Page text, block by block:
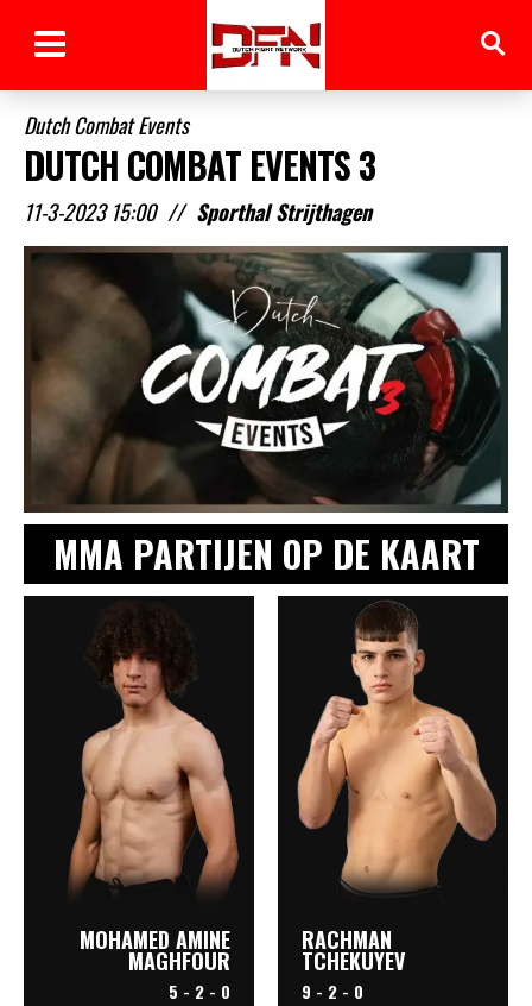
Dutch Combat Events
DUTCH COMBAT EVENTS 3
11-3-2023 15:00 // Sporthal Strijthagen
MMA PARTIJEN OP DE KAART
MOHAMED AMINE
MAGHFOUR
5 - 2 - 0
RACHMAN
TCHEKUYEV
9 - 2 - 0